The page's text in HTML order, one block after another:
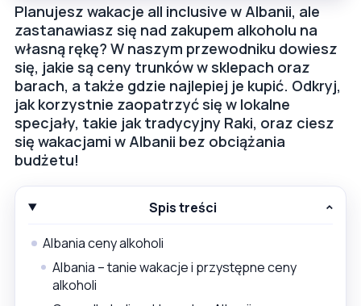
Planujesz wakacje all inclusive w Albanii, ale
zastanawiasz się nad zakupem alkoholu na
własną rękę? W naszym przewodniku dowiesz
się, jakie są ceny trunków w sklepach oraz
barach, a także gdzie najlepiej je kupić. Odkryj,
jak korzystnie zaopatrzyć się w lokalne
specjały, takie jak tradycyjny Raki, oraz ciesz
się wakacjami w Albanii bez obciążania
budżetu!
Spis treści
Albania ceny alkoholi
Albania – tanie wakacje i przystępne ceny
alkoholi